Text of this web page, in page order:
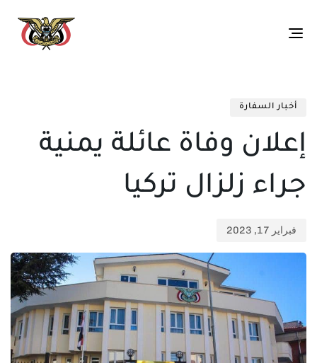
Toggle
أخبار السفارة
إعلان وفاة عائلة يمنية
جراء زلزال تركيا
فبراير 17, 2023